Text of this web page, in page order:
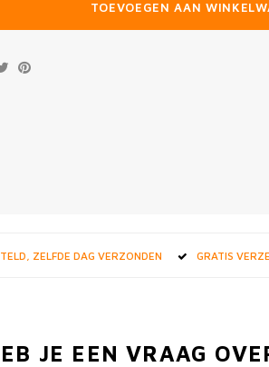
TOEVOEGEN AAN
ZELFDE DAG VERZONDEN GRATIS
JE EEN VRAAG